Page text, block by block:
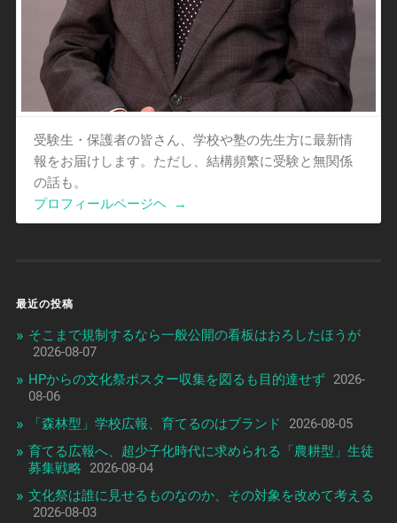
受験生・保護者の皆さん、学校や塾の先生方に最新情
報をお届けします。ただし、結構頻繁に受験と無関係
の話も。
プロフィールページヘ
→
最近の投稿
そこまで規制するなら一般公開の看板はおろしたほうが
2026-08-07
HPからの文化祭ポスター収集を図るも目的達せず 2026-
08-06
「森林型」学校広報、育てるのはブランド
2026-08-05
育てる広報へ、超少子化時代に求められる「農耕型」生徒
募集戦略
2026-08-04
文化祭は誰に見せるものなのか、その対象を改めて考える
2026-08-03